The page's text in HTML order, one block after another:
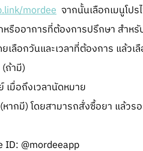
mordee จากนั้นเลือกเมนูโปร
ออาการที่ต้องการปรึกษา สำหรั
ลือกวันและเวลาที่ต้องการ แล้ว
ถ้ามี)
มื่อถึงเวลานัดหมาย
กมี) โดยสามารถสั่งซื้อยา แล้วร
ID: @mordeeapp